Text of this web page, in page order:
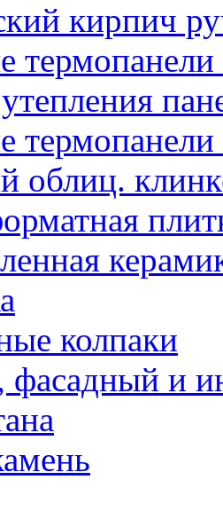
кирпич
облиц.
колпаки
и